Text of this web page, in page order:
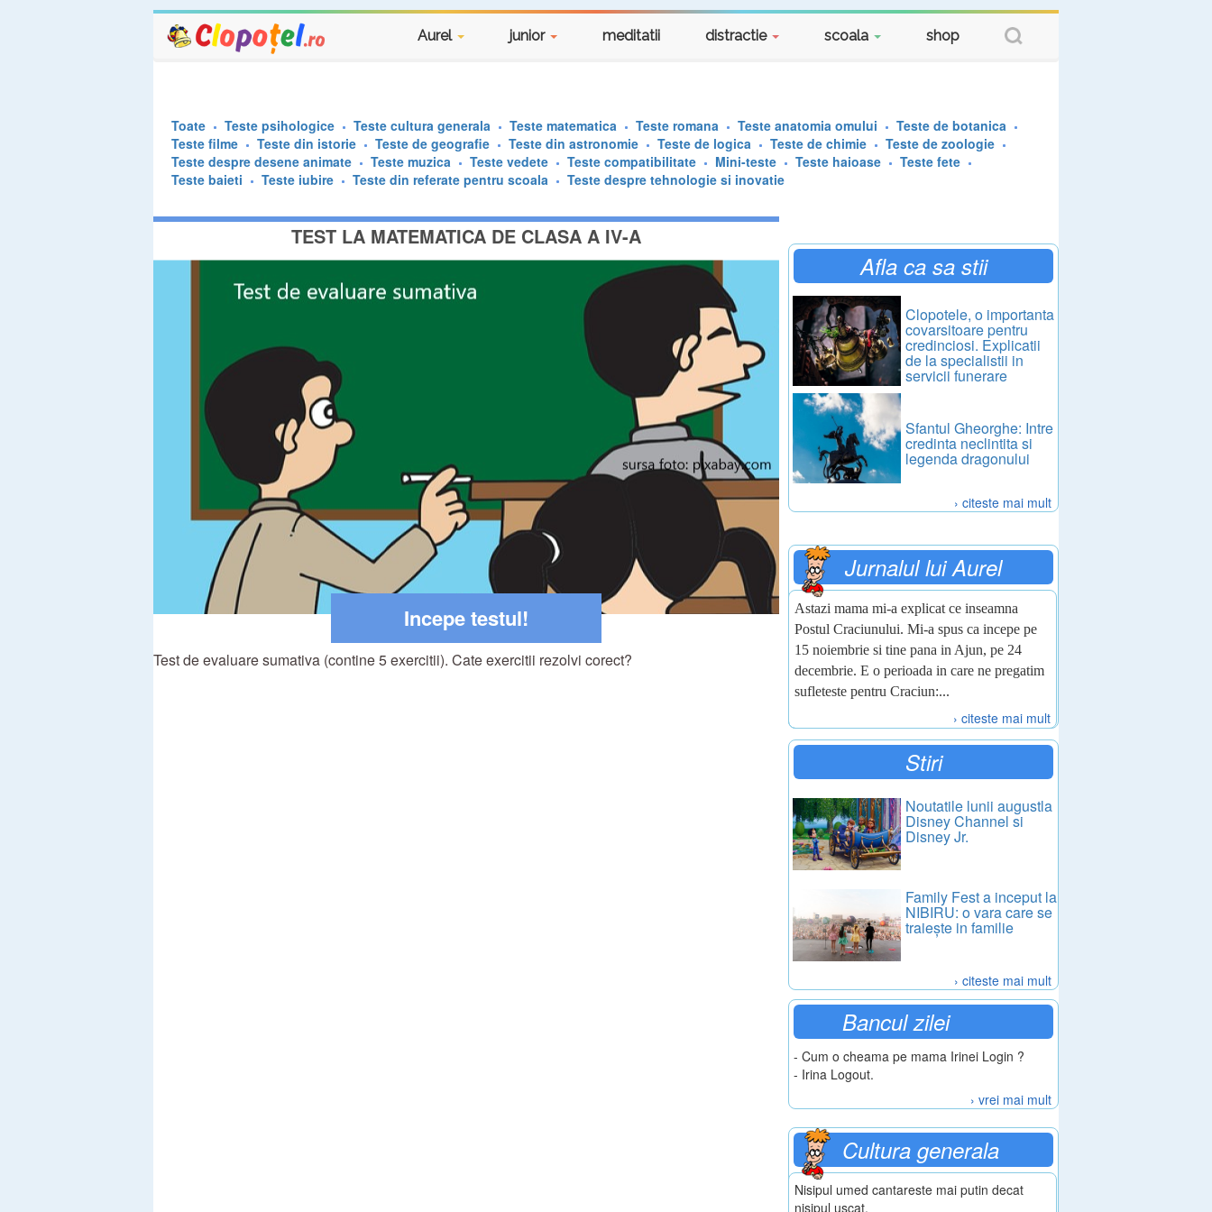
Aurel junior meditatii distractie scoala shop
Toate Teste psihologice Teste cultura generala Teste matematica Teste romana Teste anatomia omului
Teste de botanica
Teste filme
Teste din istorie Teste de geografie Teste din astronomie Teste de logica Teste de chimie
Teste de zoologie
Teste despre desene animate
Teste muzica Teste vedete Teste compatibilitate Mini-teste Teste haioase
Teste fete
Teste baieti
Teste iubire Teste din referate pentru scoala Teste despre tehnologie si inovatie
TEST LA MATEMATICA DE CLASA A IV-A
Incepe testul!
Test de evaluare sumativa (contine 5 exercitii). Cate exercitii rezolvi corect?
Afla ca sa stii
Clopotele, o importanta
covarsitoare pentru
credinciosi. Explicatii
de la specialistii in
servicii funerare
Sfantul Gheorghe: Intre
credinta neclintita si
legenda dragonului
› citeste mai mult
Jurnalul lui Aurel
Astazi mama mi-a explicat ce inseamna
Postul Craciunului. Mi-a spus ca incepe pe
15 noiembrie si tine pana in Ajun, pe 24
decembrie. E o perioada in care ne pregatim
sufleteste pentru Craciun:...
› citeste mai mult
Stiri
Noutatile lunii augustla
Disney Channel si
Disney Jr.
Family Fest a inceput la
NIBIRU: o vara care se
traiește in familie
› citeste mai mult
Bancul zilei
- Cum o cheama pe mama Irinei Login ?
- Irina Logout.
› vrei mai mult
Cultura generala
Nisipul umed cantareste mai putin decat
nisipul uscat.